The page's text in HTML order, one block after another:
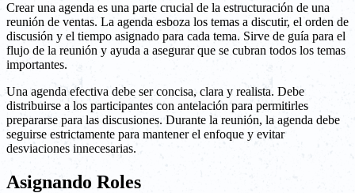
Crear una agenda es una parte crucial de la estructuración de una
reunión de ventas. La agenda esboza los temas a discutir, el orden de
discusión y el tiempo asignado para cada tema. Sirve de guía para el
flujo de la reunión y ayuda a asegurar que se cubran todos los temas
importantes.
Una agenda efectiva debe ser concisa, clara y realista. Debe
distribuirse a los participantes con antelación para permitirles
prepararse para las discusiones. Durante la reunión, la agenda debe
seguirse estrictamente para mantener el enfoque y evitar
desviaciones innecesarias.
Asignando Roles